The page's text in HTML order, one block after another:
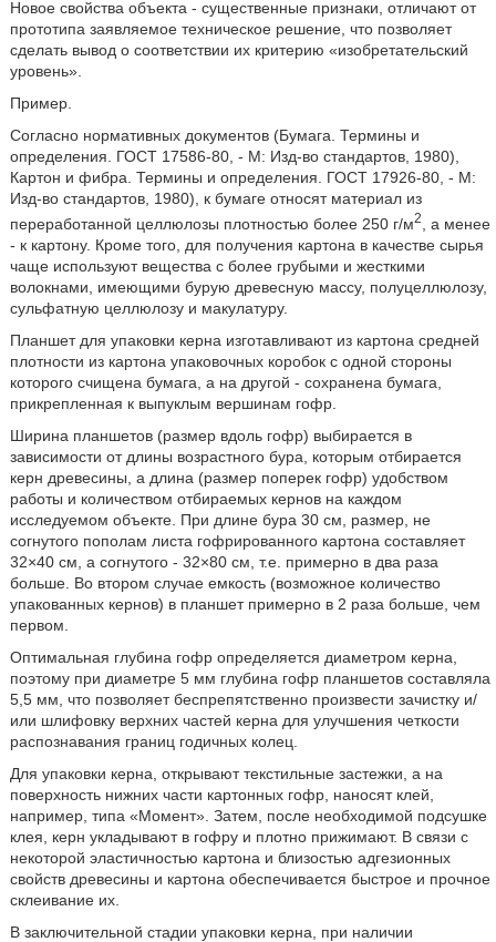
Новое свойства объекта - существенные признаки, отличают от
прототипа заявляемое техническое решение, что позволяет
сделать вывод о соответствии их критерию «изобретательский
уровень».
Пример.
Согласно нормативных документов (Бумага. Термины и
определения. ГОСТ 17586-80, - М: Изд-во стандартов, 1980),
Картон и фибра. Термины и определения. ГОСТ 17926-80, - М:
Изд-во стандартов, 1980), к бумаге относят материал из
переработанной целлюлозы плотностью более 250 г/м2
, а менее
- к картону. Кроме того, для получения картона в качестве сырья
чаще используют вещества с более грубыми и жесткими
волокнами, имеющими бурую древесную массу, полуцеллюлозу,
сульфатную целлюлозу и макулатуру.
Планшет для упаковки керна изготавливают из картона средней
плотности из картона упаковочных коробок с одной стороны
которого счищена бумага, а на другой - сохранена бумага,
прикрепленная к выпуклым вершинам гофр.
Ширина планшетов (размер вдоль гофр) выбирается в
зависимости от длины возрастного бура, которым отбирается
керн древесины, а длина (размер поперек гофр) удобством
работы и количеством отбираемых кернов на каждом
исследуемом объекте. При длине бура 30 см, размер, не
согнутого пополам листа гофрированного картона составляет
32×40 см, а согнутого - 32×80 см, т.е. примерно в два раза
больше. Во втором случае емкость (возможное количество
упакованных кернов) в планшет примерно в 2 раза больше, чем
первом.
Оптимальная глубина гофр определяется диаметром керна,
поэтому при диаметре 5 мм глубина гофр планшетов составляла
5,5 мм, что позволяет беспрепятственно произвести зачистку и/
или шлифовку верхних частей керна для улучшения четкости
распознавания границ годичных колец.
Для упаковки керна, открывают текстильные застежки, а на
поверхность нижних части картонных гофр, наносят клей,
например, типа «Момент». Затем, после необходимой подсушке
клея, керн укладывают в гофру и плотно прижимают. В связи с
некоторой эластичностью картона и близостью адгезионных
свойств древесины и картона обеспечивается быстрое и прочное
склеивание их.
В заключительной стадии упаковки керна, при наличии